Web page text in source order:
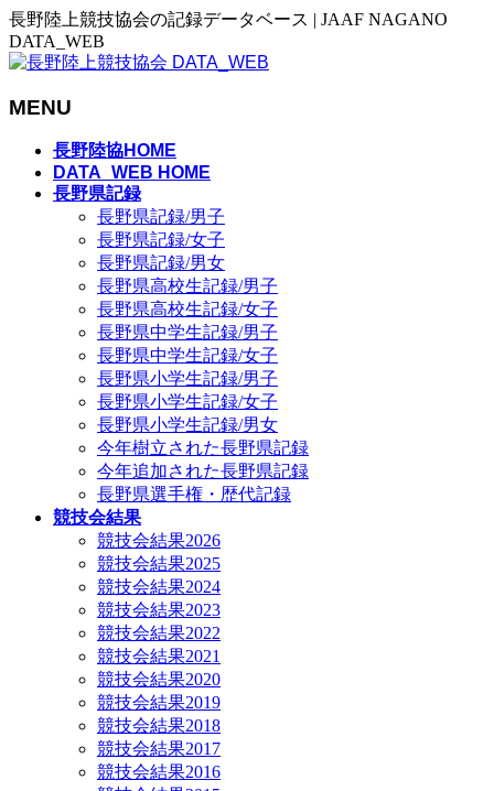
長野陸上競技協会の記録データベース | JAAF NAGANO
DATA_WEB
MENU
長野陸協HOME
DATA_WEB HOME
長野県記録
長野県記録/男子
長野県記録/女子
長野県記録/男女
長野県高校生記録/男子
長野県高校生記録/女子
長野県中学生記録/男子
長野県中学生記録/女子
長野県小学生記録/男子
長野県小学生記録/女子
長野県小学生記録/男女
今年樹立された長野県記録
今年追加された長野県記録
長野県選手権・歴代記録
競技会結果
競技会結果2026
競技会結果2025
競技会結果2024
競技会結果2023
競技会結果2022
競技会結果2021
競技会結果2020
競技会結果2019
競技会結果2018
競技会結果2017
競技会結果2016